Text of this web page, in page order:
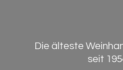
Die älteste
seit